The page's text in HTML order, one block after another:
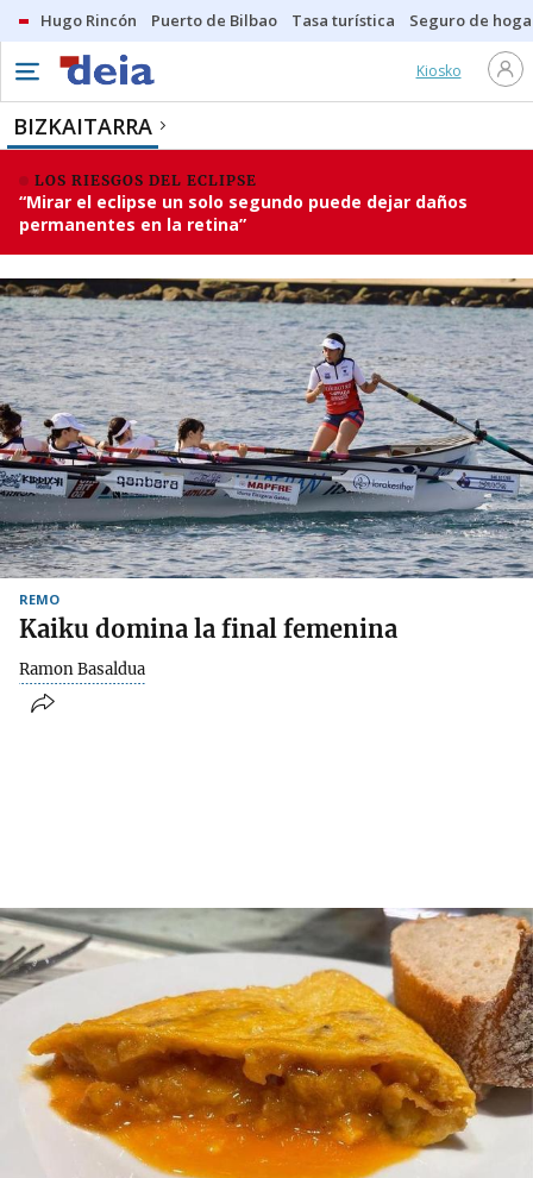
Hugo Rincón Puerto de Bilbao Tasa turística Seguro de
Kiosko
BIZKAITARRA
LOS RIESGOS DEL ECLIPSE
“Mirar el eclipse un solo segundo puede dejar daños
permanentes en la retina”
REMO
Kaiku domina la final femenina
Ramon Basaldua